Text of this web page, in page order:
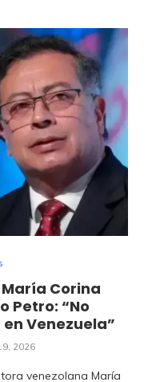
Corina
Petro: “No
Venezuela”
2026
venezolana María